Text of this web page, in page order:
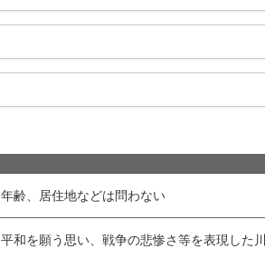
年齢、居住地などは問わない
平和を願う思い、戦争の悲惨さ等を表現した